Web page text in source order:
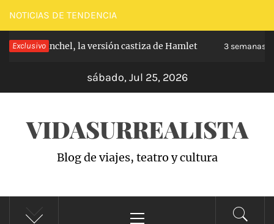
Saltar
al
contenido
NOTICIAS DE TENDENCIA
Exclusivo
Carabanchel, la versión castiza de Hamlet 3 semanas
sábado, Jul 25, 2026
VIDASURREALISTA
Blog de viajes, teatro y cultura
principal